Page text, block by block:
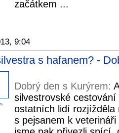
začátkem ...
9:04
s hafanem? -
Dobrý den s Kurýrem:
silvestrovské
ostatních lidí rozjížděla
s pejsanem k